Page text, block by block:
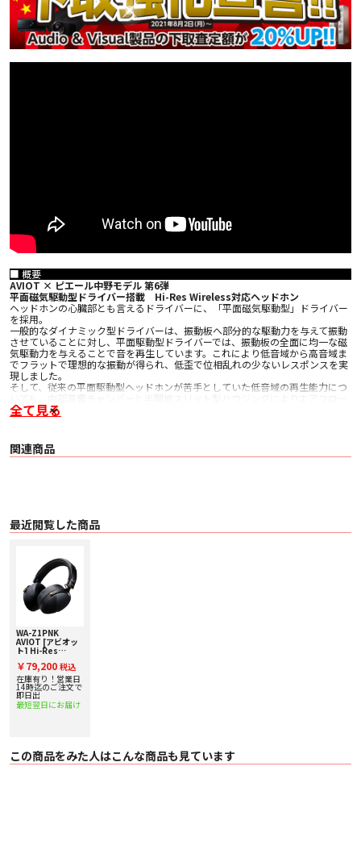
■ 概要
AVIOT × ピエール中野モデル 第6弾
平面磁気駆動型ドライバー搭載 Hi-Res Wireless対応ヘッドホン
ヘッドホンの⼼臓部とも⾔えるドライバーに、「平⾯磁気駆動型」ドライバー
を採⽤。
一般的なダイナミック型ドライバーは、振動板へ部分的な駆動力を与えて振動
させていることに対し、平面駆動型ドライバーでは、振動板の全面に均一な磁
気駆動力を与えることで音を再生しています。これにより低音域から高音域ま
でフラットで理想的な振動が得られ、低歪で位相乱れの少ないレスポンスを実
現しました。
そして、従来の平面駆動型ヘッドホンが苦手としていた低音域の再生能力につ
を最適化し、一般的なダイナミック型ヘッドホンと遜色のない音圧レベルへ到
達しました。
高いサウンドをお楽しみいただけます。
無線利用時にも回路残留ノイズの影響を低減し、S/Nおよびダイナミックレン
ジを向上しました。ハイレゾ音源の繊細で解像度の高い表現もお楽しみいただ
高品質コーデック「LDAC」対応
無線接続時のBluetooth伝送⽅式には、SBC、AACに加え、既存技術(SBC)と⽐
べ約3倍のデータ量送信を誇るLDAC™を採⽤。
ワイヤレスでも、音場の広さ、情報量の多さ、細やかな表現等、ハイレゾ⾳源
そしてWA-Z1PNKが持つ特性を最大限生かしながら音楽をお楽しみいただくこ
※LDACおよびLDACロゴは、ソニー株式会社の商標です。
有線接続・無線接続の2WAYコネクション
線接続、無線接続、どちらも可能なWA-Z1PNK。
「有線・無線どちらで繋いでも、音質差をなるべく出さずに満足な音にした
い」という、ピエール中野氏のこだわりを反映し、どちらの接続方法でも高音
質で音楽をお楽しみいただけるよう設計しました。
バランス接続も対応しているので、対応するケーブル＊を使えばより高音質な
音楽再生も可能です。
全て見る
関連商品
最近閲覧した商品
WA-Z1PNK
AVIOT [アビオッ
ト] Hi-Res
ッドホン 下取り査
定額20%アップ実
施中！
￥79,200 税込
在庫有り！営業日
14時迄のご注文で
即日出
最短翌日にお届け
この商品をみた人はこんな商品も見ています